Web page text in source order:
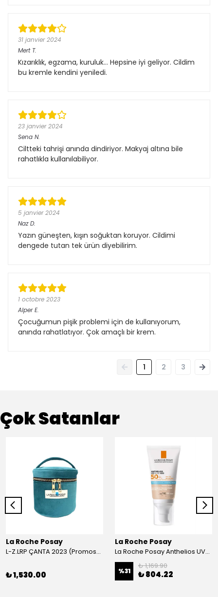
31 janvier 2024
Mert T.
Kızarıklık, egzama, kuruluk… Hepsine iyi geliyor. Cildim
bu kremle kendini yeniledi.
23 janvier 2024
Sena N.
Ciltteki tahrişi anında dindiriyor. Makyaj altına bile
rahatlıkla kullanılabiliyor.
5 janvier 2024
Naz D.
Yazın güneşten, kışın soğuktan koruyor. Cildimi
dengede tutan tek ürün diyebilirim.
1 octobre 2023
Alper E.
Çocuğumun pişik problemi için de kullanıyorum,
anında rahatlatıyor. Çok amaçlı bir krem.
1 2 3
Çok Satanlar
La Roche Posay
L-Z.LRP ÇANTA 2023 (Promosyon Ürünü)
₺ 1,530.00
La Roche Posay
La Roche Posay Anthelios UVMune SPF50+ Güneş Kremi 50 ml | Renkli
%31
₺ 1,169.90
₺ 804.22